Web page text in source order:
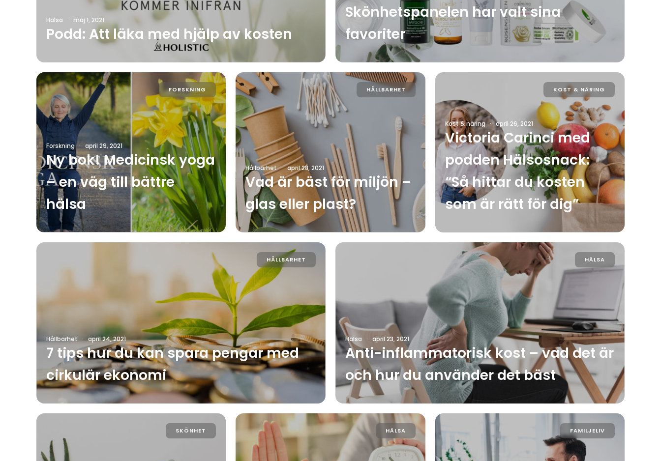
Hälsa · maj 1, 2021
Podd: Att läka med hjälp av kosten
Skönhetspanelen har valt sina
favoriter
FORSKNING
Forskning · april 29, 2021
Ny bok! Medicinsk yoga
– en väg till bättre
hälsa
HÅLLBARHET
Hållbarhet · april 28, 2021
Vad är bäst för miljön –
glas eller plast?
KOST & NÄRING
Kost & näring · april 26, 2021
Victoria Carinci med
podden Hälsosnack:
“Så hittar du kosten
som är rätt för dig”
HÅLLBARHET
Hållbarhet · april 24, 2021
7 tips hur du kan spara pengar med
cirkulär ekonomi
HÄLSA
Hälsa · april 23, 2021
Anti-inflammatorisk kost – vad det är
och hur du använder det bäst
SKÖNHET HÄLSA FAMILJELIV